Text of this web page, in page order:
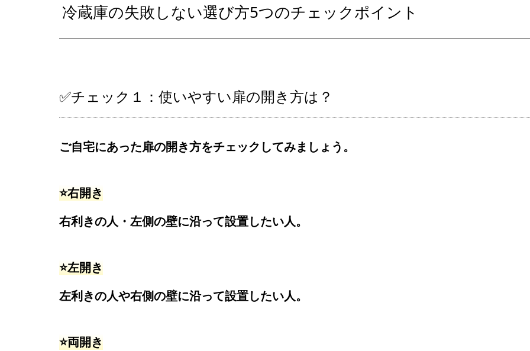
冷蔵庫の失敗しない選び方5つのチェックポイント
✅チェック１：使いやすい扉の開き方は？
ご自宅にあった扉の開き方をチェックしてみましょう。
⭐️右開き
右利きの人・左側の壁に沿って設置したい人。
⭐️左開き
左利きの人や右側の壁に沿って設置したい人。
⭐️両開き